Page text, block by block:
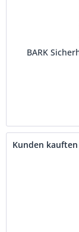
BARK
Kunden